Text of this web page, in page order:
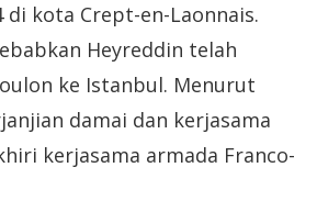
di kota Crept-en-Laonnais.
Heyreddin telah
ke Istanbul. Menurut
damai dan kerjasama
kerjasama armada Franco-